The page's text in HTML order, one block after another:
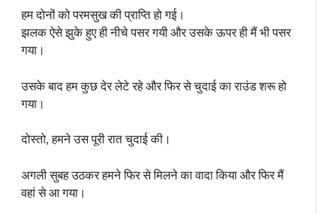
हम दोनों को परमसुख की प्राप्ति हो गई।
झलक ऐसे झुके हुए ही नीचे पसर गयी और उसके ऊपर ही मैं भी पसर
गया।
उसके बाद हम कुछ देर लेटे रहे और फिर से चुदाई का राउंड शरू हो
गया।
दोस्तो, हमने उस पूरी रात चुदाई की।
अगली सुबह उठकर हमने फिर से मिलने का वादा किया और फिर मैं
वहां से आ गया।